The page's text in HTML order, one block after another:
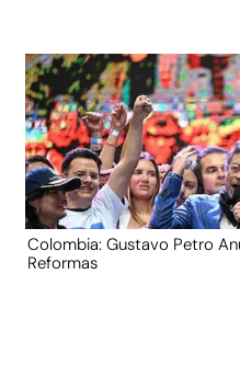
Colombia: Gustavo Petro
Reformas